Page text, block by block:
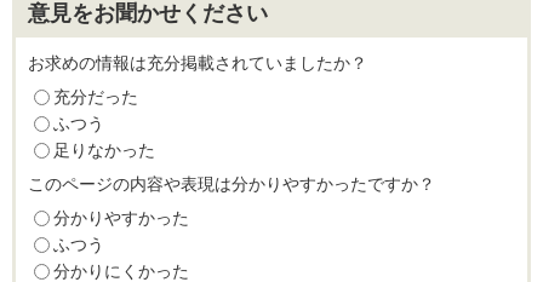
意見をお聞かせください
お求めの情報は充分掲載されていましたか？
充分だった
ふつう
足りなかった
このページの内容や表現は分かりやすかったですか？
分かりやすかった
ふつう
分かりにくかった